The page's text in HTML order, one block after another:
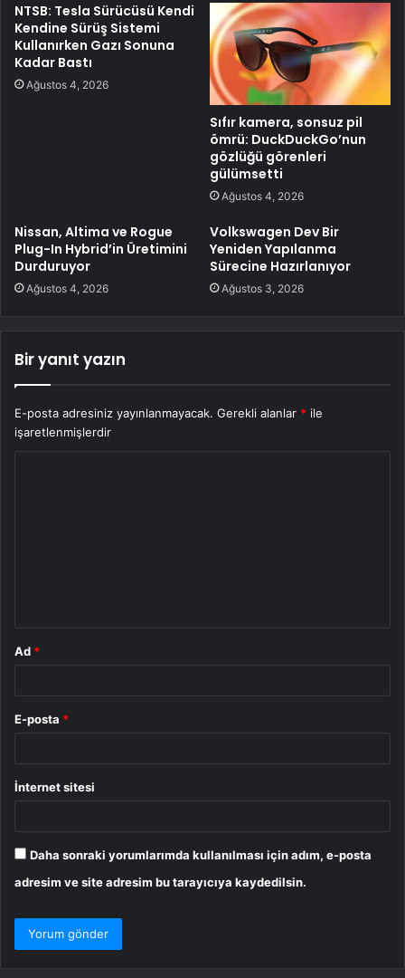
NTSB: Tesla Sürücüsü Kendi
Kendine Sürüş Sistemi
Kullanırken Gazı Sonuna
Kadar Bastı
Ağustos 4, 2026
Sıfır kamera, sonsuz pil
ömrü: DuckDuckGo’nun
gözlüğü görenleri
gülümsetti
Ağustos 4, 2026
Nissan, Altima ve Rogue
Plug-In Hybrid’in Üretimini
Durduruyor
Ağustos 4, 2026
Volkswagen Dev Bir
Yeniden Yapılanma
Sürecine Hazırlanıyor
Ağustos 3, 2026
Bir yanıt yazın
E-posta adresiniz yayınlanmayacak. Gerekli alanlar * ile
işaretlenmişlerdir
Ad *
E-posta *
İnternet sitesi
Daha sonraki yorumlarımda kullanılması için adım, e-posta
adresim ve site adresim bu tarayıcıya kaydedilsin.